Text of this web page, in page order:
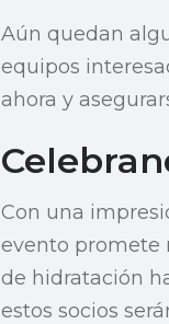
Aún quedan
equipos
ahora y
Con una
evento promete
de hidratación
estos socios